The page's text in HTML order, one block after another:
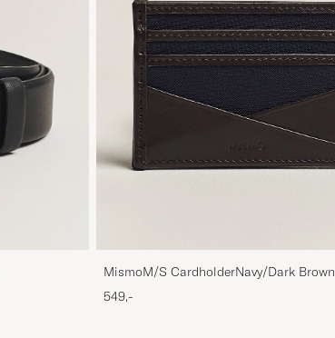
MismoM/S CardholderNavy/Dark Brown
549,-